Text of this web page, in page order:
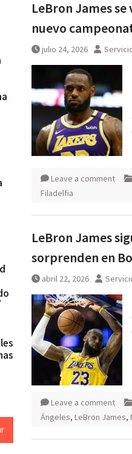
LeBron James
nuevo
julio 24, 2026
Leave a comment
Filadelfia
LeBron James
sorprenden en
abril 22, 2026
Leave a comment
Ángeles, LeBron James,